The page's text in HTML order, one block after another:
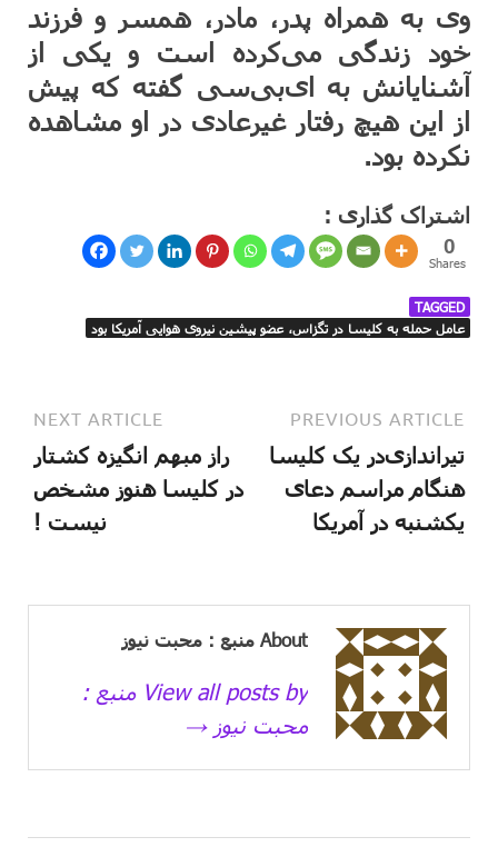
وی به همراه پدر، مادر، همسر و فرزند
خود زندگی می‌کرده است و یکی از
آشنایانش به ای‌بی‌سی گفته که پیش
از این هیچ رفتار غیرعادی در او مشاهده
نکرده بود.
اشتراک گذاری :
0
Shares
TAGGED
عامل حمله به کلیسا در تگزاس، عضو پیشین نیروی هوایی آمریکا بود
PREVIOUS ARTICLE
تیراندازی‌در یک کلیسا
هنگام مراسم دعای
یکشنبه در آمریکا
NEXT ARTICLE
راز مبهم انگیزه کشتار
در کلیسا هنوز مشخص
نیست !
About منبع : محبت نیوز
View all posts by منبع :
محبت نیوز →